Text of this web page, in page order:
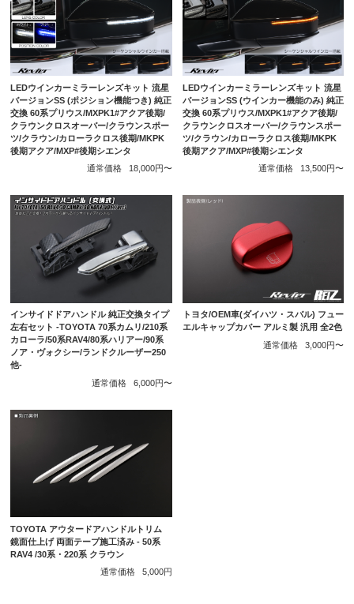
LEDウインカーミラーレンズキット 流星
バージョンSS (ポジション機能つき) 純正
交換 60系プリウス/MXPK1#アクア後期/
クラウンクロスオーバー/クラウンスポー
ツ/クラウン/カローラクロス後期/MKPK
後期アクア/MXP#後期シエンタ
通常価格
18,000円〜
LEDウインカーミラーレンズキット 流星
バージョンSS (ウインカー機能のみ) 純正
交換 60系プリウス/MXPK1#アクア後期/
クラウンクロスオーバー/クラウンスポー
ツ/クラウン/カローラクロス後期/MKPK
後期アクア/MXP#後期シエンタ
通常価格
13,500円〜
インサイドドアハンドル 純正交換タイプ
左右セット -TOYOTA 70系カムリ/210系
カローラ/50系RAV4/80系ハリアー/90系
ノア・ヴォクシー/ランドクルーザー250
他-
通常価格
6,000円〜
トヨタ/OEM車(ダイハツ・スバル) フュー
エルキャップカバー アルミ製 汎用 全2色
通常価格
3,000円〜
TOYOTA アウタードアハンドルトリム
鏡面仕上げ 両面テープ施工済み - 50系
RAV4 /30系・220系 クラウン
通常価格
5,000円